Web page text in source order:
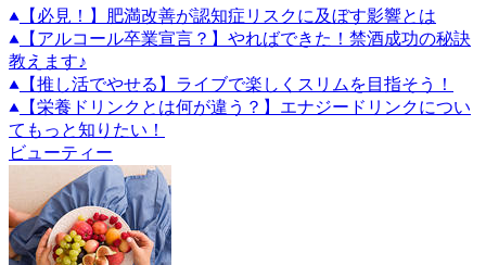
【必見！】肥満改善が認知症リスクに及ぼす影響とは
【アルコール卒業宣言？】やればできた！禁酒成功の秘訣
教えます♪
【推し活でやせる】ライブで楽しくスリムを目指そう！
【栄養ドリンクとは何が違う？】エナジードリンクについ
てもっと知りたい！
ビューティー